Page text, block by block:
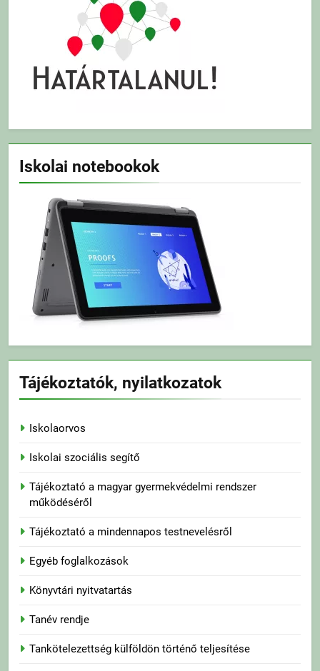
Iskolai notebookok
Tájékoztatók, nyilatkozatok
Iskolaorvos
Iskolai szociális segítő
Tájékoztató a magyar gyermekvédelmi rendszer
működéséről
Tájékoztató a mindennapos testnevelésről
Egyéb foglalkozások
Könyvtári nyitvatartás
Tanév rendje
Tankötelezettség külföldön történő teljesítése